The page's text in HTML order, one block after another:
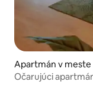
Apartmán v meste
Očarujúci